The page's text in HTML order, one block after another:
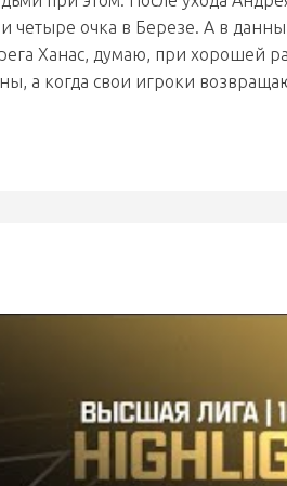
четыре очка в Березе. А в
Ханас, думаю, при хорошей
а когда свои игроки